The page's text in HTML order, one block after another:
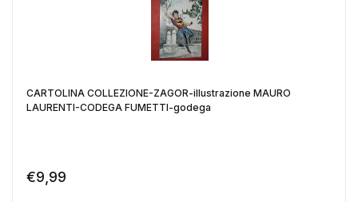
CARTOLINA COLLEZIONE-ZAGOR-illustrazione MAURO
LAURENTI-CODEGA FUMETTI-godega
€9,99